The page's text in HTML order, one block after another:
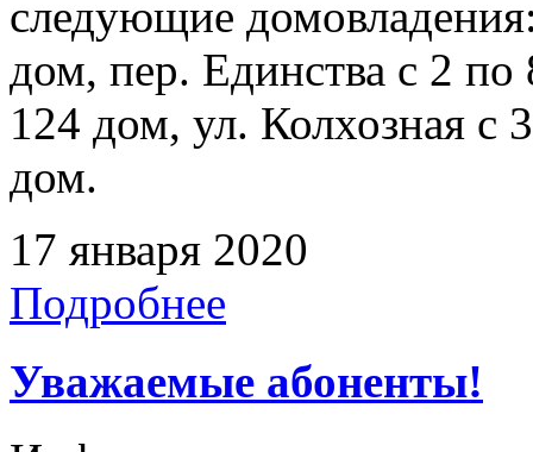
следующие
дом, пер. Единства с 2
124 дом, ул. Колхозная с
дом.
17 января 2020
Подробнее
Уважаемые абоненты!